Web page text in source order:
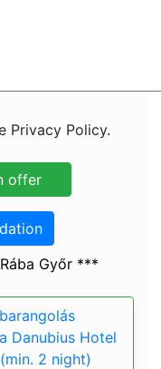
Privacy Policy.
Győr ***
Danubius Hotel
2 night)